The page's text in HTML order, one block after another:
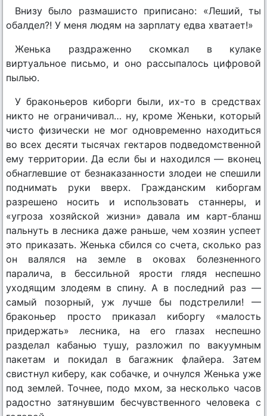
Внизу было размашисто приписано: «Леший, ты
обалдел?! У меня людям на зарплату едва хватает!»
Женька раздраженно скомкал в кулаке
виртуальное письмо, и оно рассыпалось цифровой
пылью.
У браконьеров киборги были, их-то в средствах
никто не ограничивал… ну, кроме Женьки, который
чисто физически не мог одновременно находиться
во всех десяти тысячах гектаров подведомственной
ему территории. Да если бы и находился — вконец
обнаглевшие от безнаказанности злодеи не спешили
поднимать руки вверх. Гражданским киборгам
разрешено носить и использовать станнеры, и
«угроза хозяйской жизни» давала им карт-бланш
пальнуть в лесника даже раньше, чем хозяин успеет
это приказать. Женька сбился со счета, сколько раз
он валялся на земле в оковах болезненного
паралича, в бессильной ярости глядя неспешно
уходящим злодеям в спину. А в последний раз —
самый позорный, уж лучше бы подстрелили! —
браконьер просто приказал киборгу «малость
придержать» лесника, на его глазах неспешно
разделал кабанью тушу, разложил по вакуумным
пакетам и покидал в багажник флайера. Затем
свистнул киберу, как собачке, и очнулся Женька уже
под землей. Точнее, подо мхом, за несколько часов
радостно затянувшим бесчувственного человека с